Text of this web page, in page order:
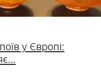
у Європі: